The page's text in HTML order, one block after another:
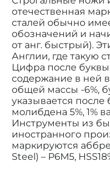
отечественная
сталей обычно
обозначений и
от анг. быстрый).
Англии, где такую
Цифра после буквы
содержание в ней
общей массы -6%,
указывается
молибдена 5%, 1%
Инструменты из
иностранного
маркируются
Steel) – Р6M5,